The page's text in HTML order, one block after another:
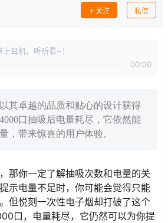
关注 私信
耳机，听听看~！
00:00
其卓越的品质和贴心的设计获得
口抽吸后电量耗尽，它依然能
，带来惊喜的用户体验。
那你一定了解抽吸次数和电量的关
示电量不足时，你可能会觉得只能
但悦刻一次性电子烟却打破了这个
口，电量耗尽，它仍然可以为你提